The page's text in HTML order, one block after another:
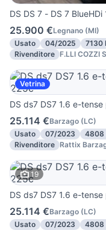
DS DS 7 - DS 7
25.900 €Legnano (MI)
Usato
04/2025 7130
Rivenditore F.LLI COZZI
Vetrina
DS ds7 DS7 1.6 e-
25.114 €Barzago (LC)
Usato
07/2023 4808
Rivenditore Rattix
19
DS ds7 DS7 1.6 e-
25.114 €Barzago (LC)
Usato
07/2023 4808